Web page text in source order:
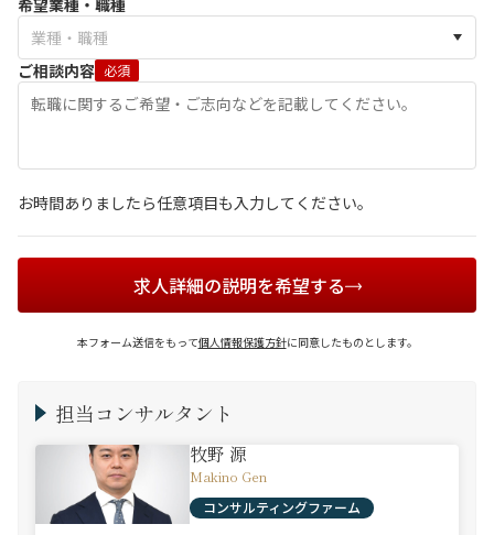
希望業種・職種
ご相談内容 必須
お時間ありましたら任意項目も入力してください。
求人詳細の説明を希望する
本フォーム送信をもって個人情報保護方針に同意したものとします。
担当コンサルタント
牧野 源
Makino Gen
コンサルティングファーム